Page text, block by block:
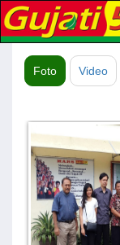
Foto Video